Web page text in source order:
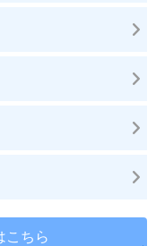
こちら